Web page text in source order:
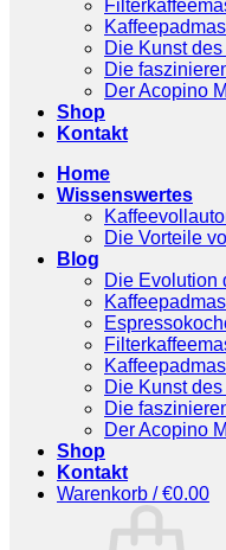
Die Kunst
Die
Der Acopino
Shop
Kontakt
Home
Wissenswertes
Die Vorteile
Blog
Die Evolution
Die Kunst
Die
Der Acopino
Shop
Kontakt
Warenkorb /€0.00